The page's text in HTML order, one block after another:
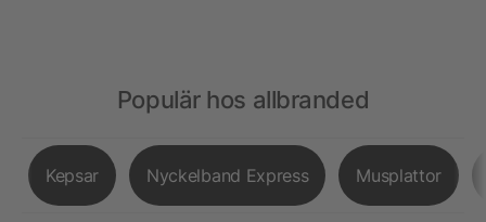
Populär hos allbranded
Kepsar Nyckelband Express Musplattor